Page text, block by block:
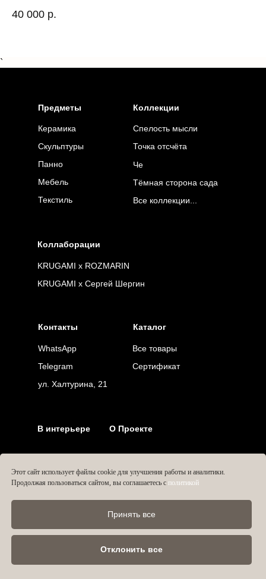
40 000 р.
Этот сайт использует файлы cookie для улучшения работы и аналитики.
Продолжая пользоваться сайтом, вы соглашаетесь с политикой
Принять все
Отклонить все
`
Панно
Сертификат
Предметы Коллекции
Коллаборации
О Проекте
Все коллекции...
Мебель
Текстиль
Тёмная сторона сада
KRUGAMI x Сергей Шергин
Че
Точка отсчёта
Спелость мысли
KRUGAMI x ROZMARIN
Керамика
Скульптуры
ул. Халтурина, 21
Политика конфиденциальности
by Lavish Design
В интерьере
Контакты
WhatsApp
Telegram
Каталог
Все товары